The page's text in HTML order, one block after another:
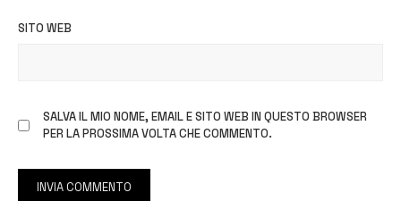
SITO WEB
SALVA IL MIO NOME, EMAIL E SITO WEB IN QUESTO BROWSER
PER LA PROSSIMA VOLTA CHE COMMENTO.